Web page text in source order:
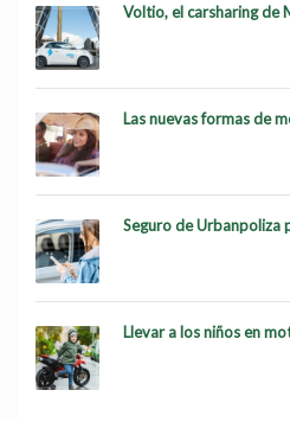
Voltio, el carsharing de
Las nuevas formas de
Seguro de Urbanpoliza
Llevar a los niños en